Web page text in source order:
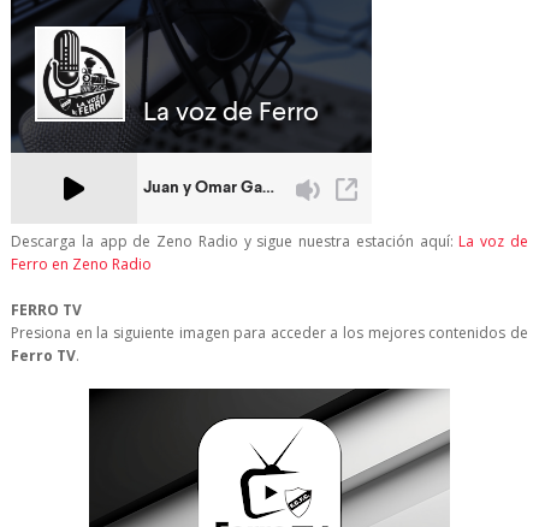
Descarga la app de Zeno Radio y sigue nuestra estación aquí: La voz de
Ferro en Zeno Radio
FERRO TV
Presiona en la siguiente imagen para acceder a los mejores contenidos de
Ferro TV.